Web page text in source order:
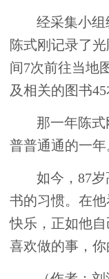
经采集小组
陈式刚记录了
间7次前往当地
及相关的图书45
那一年陈
普普通通的一年
如今，87
书的习惯。在
快乐，正如他
喜欢做的事，你